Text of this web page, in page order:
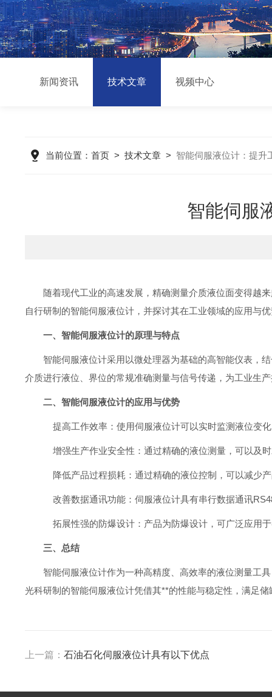
新闻资讯 技术文章 视频中心
当前位置： 首页> 技术文章> 智能伺服液位计：提升
智能伺服
随着现代工业的高速发展，精确测量介质液位面变得越
自行研制的智能伺服液位计，并探讨其在工业领域的应用与
一、智能伺服液位计的原理与特点
智能伺服液位计采用以微处理器为基础的高智能仪表，
介质进行液位、界位的常规准确测量与信号传递，为工业生
二、智能伺服液位计的应用与优势
提高工作效率：使用伺服液位计可以实时监测液位变
增强生产作业安全性：通过精确的液位测量，可以及
降低产品过程损耗：通过精确的液位控制，可以减少
改善数据通讯功能：伺服液位计具有串行数据通讯
拓展性强的防爆设计：产品为防爆设计，可广泛应用
三、总结
智能伺服液位计作为一种高精度、高效率的液位测量工
光科研制的智能伺服液位计凭借其**的性能与稳定性，满足
上一篇： 石油石化伺服液位计具有以下优点